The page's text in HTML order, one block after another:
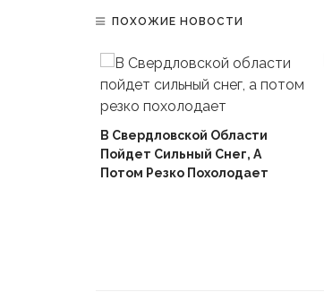
ПОХОЖИЕ НОВОСТИ
В Свердловской Области
Пойдет Сильный Снег, А
Потом Резко Похолодает